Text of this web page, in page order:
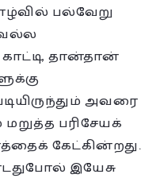
பல்வேறு
தான்தான்
அவரை
பரிசேயக்
கேட்கின்றது.
இயேசு